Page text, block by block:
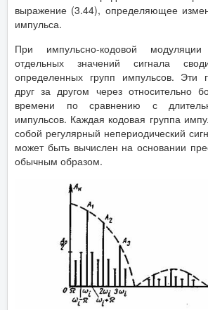
выражение (3.44), определяющее
импульса.
При импульсно-кодовой
отдельных значений сигнала
определенных групп импульсов. Эти
друг за другом через относительно
времени по сравнению с
импульсов. Каждая кодовая группа
собой регулярный непериодический
может быть вычислен на основании
обычным образом.